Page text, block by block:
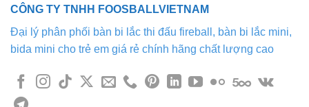
CÔNG TY TNHH FOOSBALLVIETNAM
Đại lý phân phối bàn bi lắc thi đấu fireball, bàn bi lắc mini,
bida mini cho trẻ em giá rẻ chính hãng chất lượng cao